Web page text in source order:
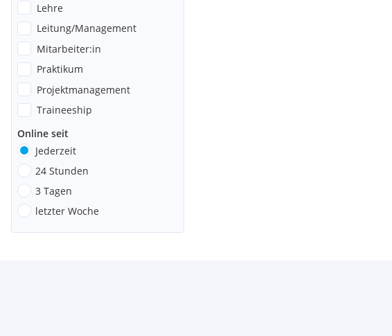
Lehre
Leitung/Management
Mitarbeiter:in
Praktikum
Projektmanagement
Traineeship
Online seit
Jederzeit
24 Stunden
3 Tagen
letzter Woche